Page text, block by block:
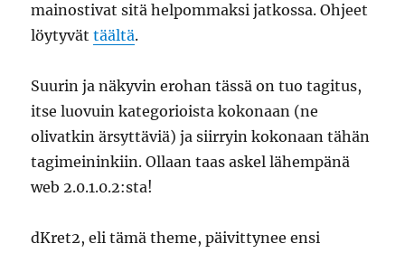
mainostivat sitä helpommaksi jatkossa. Ohjeet
löytyvättäältä.
Suurin ja näkyvin erohan tässä on tuo tagitus,
itse luovuin kategorioista kokonaan (ne
olivatkin ärsyttäviä) ja siirryin kokonaan tähän
tagimeininkiin. Ollaan taas askel lähempänä
web 2.0.1.0.2:sta!
dKret2, eli tämä theme, päivittynee ensi